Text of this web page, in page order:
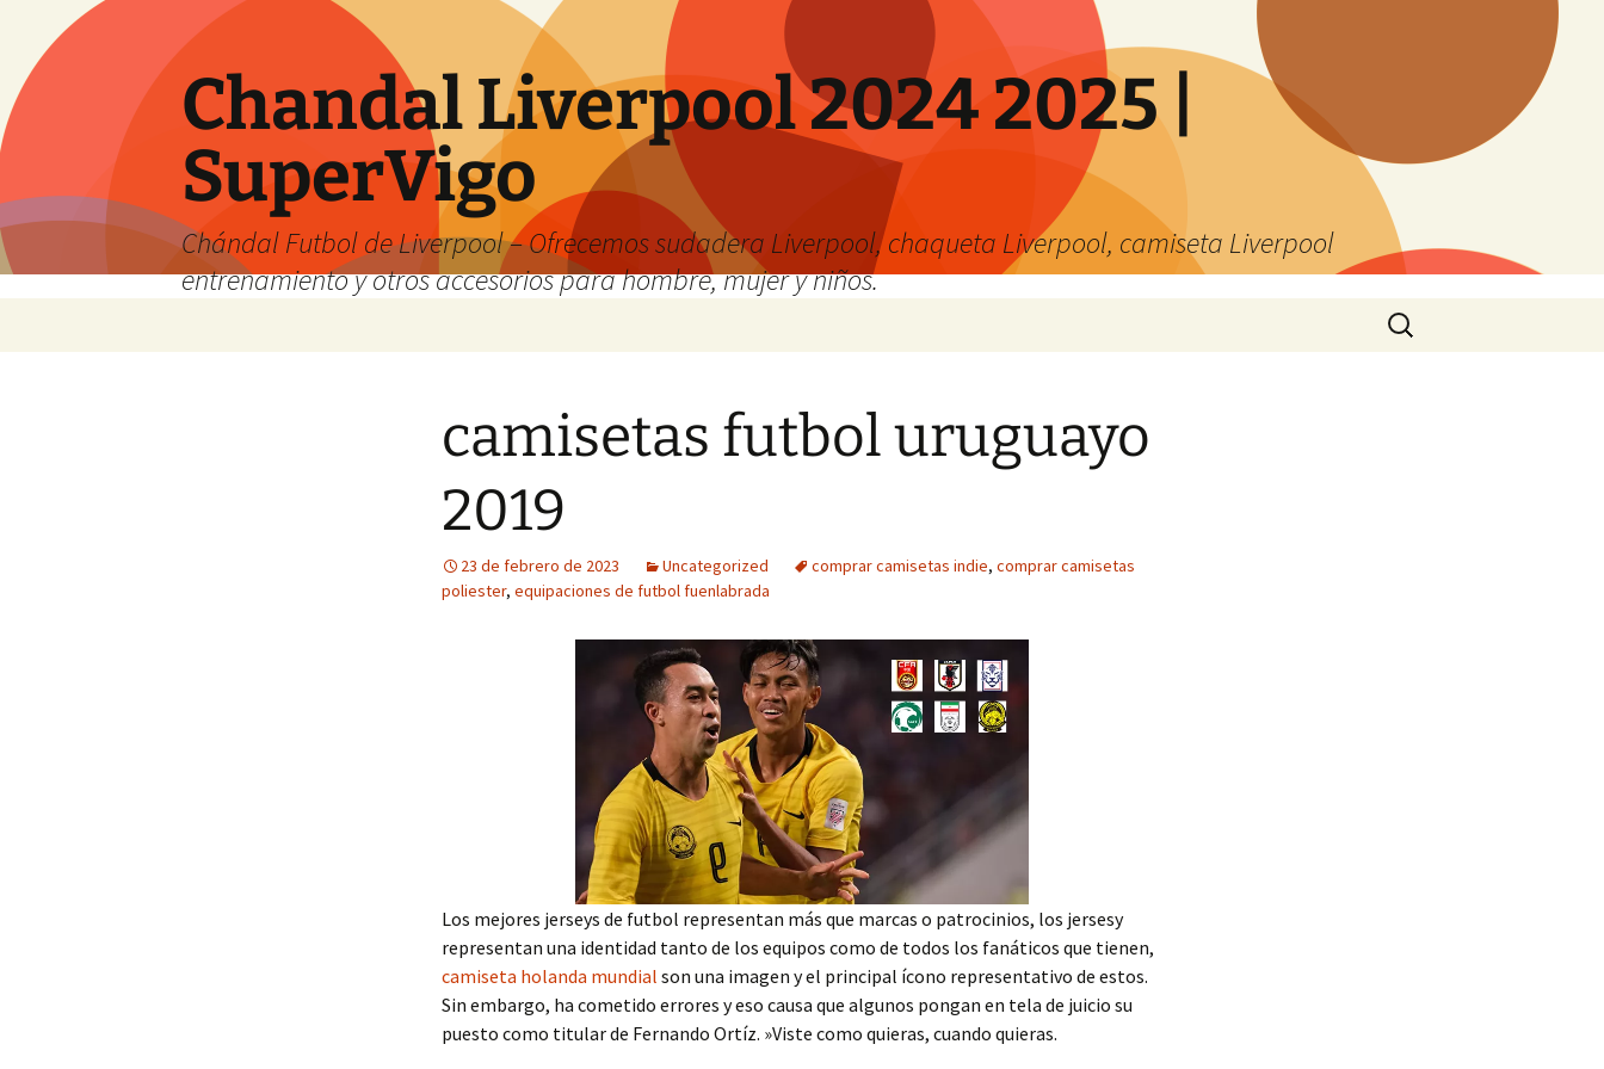
Chandal Liverpool 2024 2025 |
SuperVigo
Chándal Futbol de Liverpool – Ofrecemos sudadera Liverpool, chaqueta Liverpool, camiseta Liverpool
entrenamiento y otros accesorios para hombre, mujer y niños.
Buscar:
camisetas futbol uruguayo
2019
23 de febrero de 2023 Uncategorized comprar camisetas indie, comprar camisetas
poliester, equipaciones de futbol fuenlabrada
Los mejores jerseys de futbol representan más que marcas o patrocinios, los jersesy
representan una identidad tanto de los equipos como de todos los fanáticos que tienen,
camiseta holanda mundial son una imagen y el principal ícono representativo de estos.
Sin embargo, ha cometido errores y eso causa que algunos pongan en tela de juicio su
puesto como titular de Fernando Ortíz. »Viste como quieras, cuando quieras.